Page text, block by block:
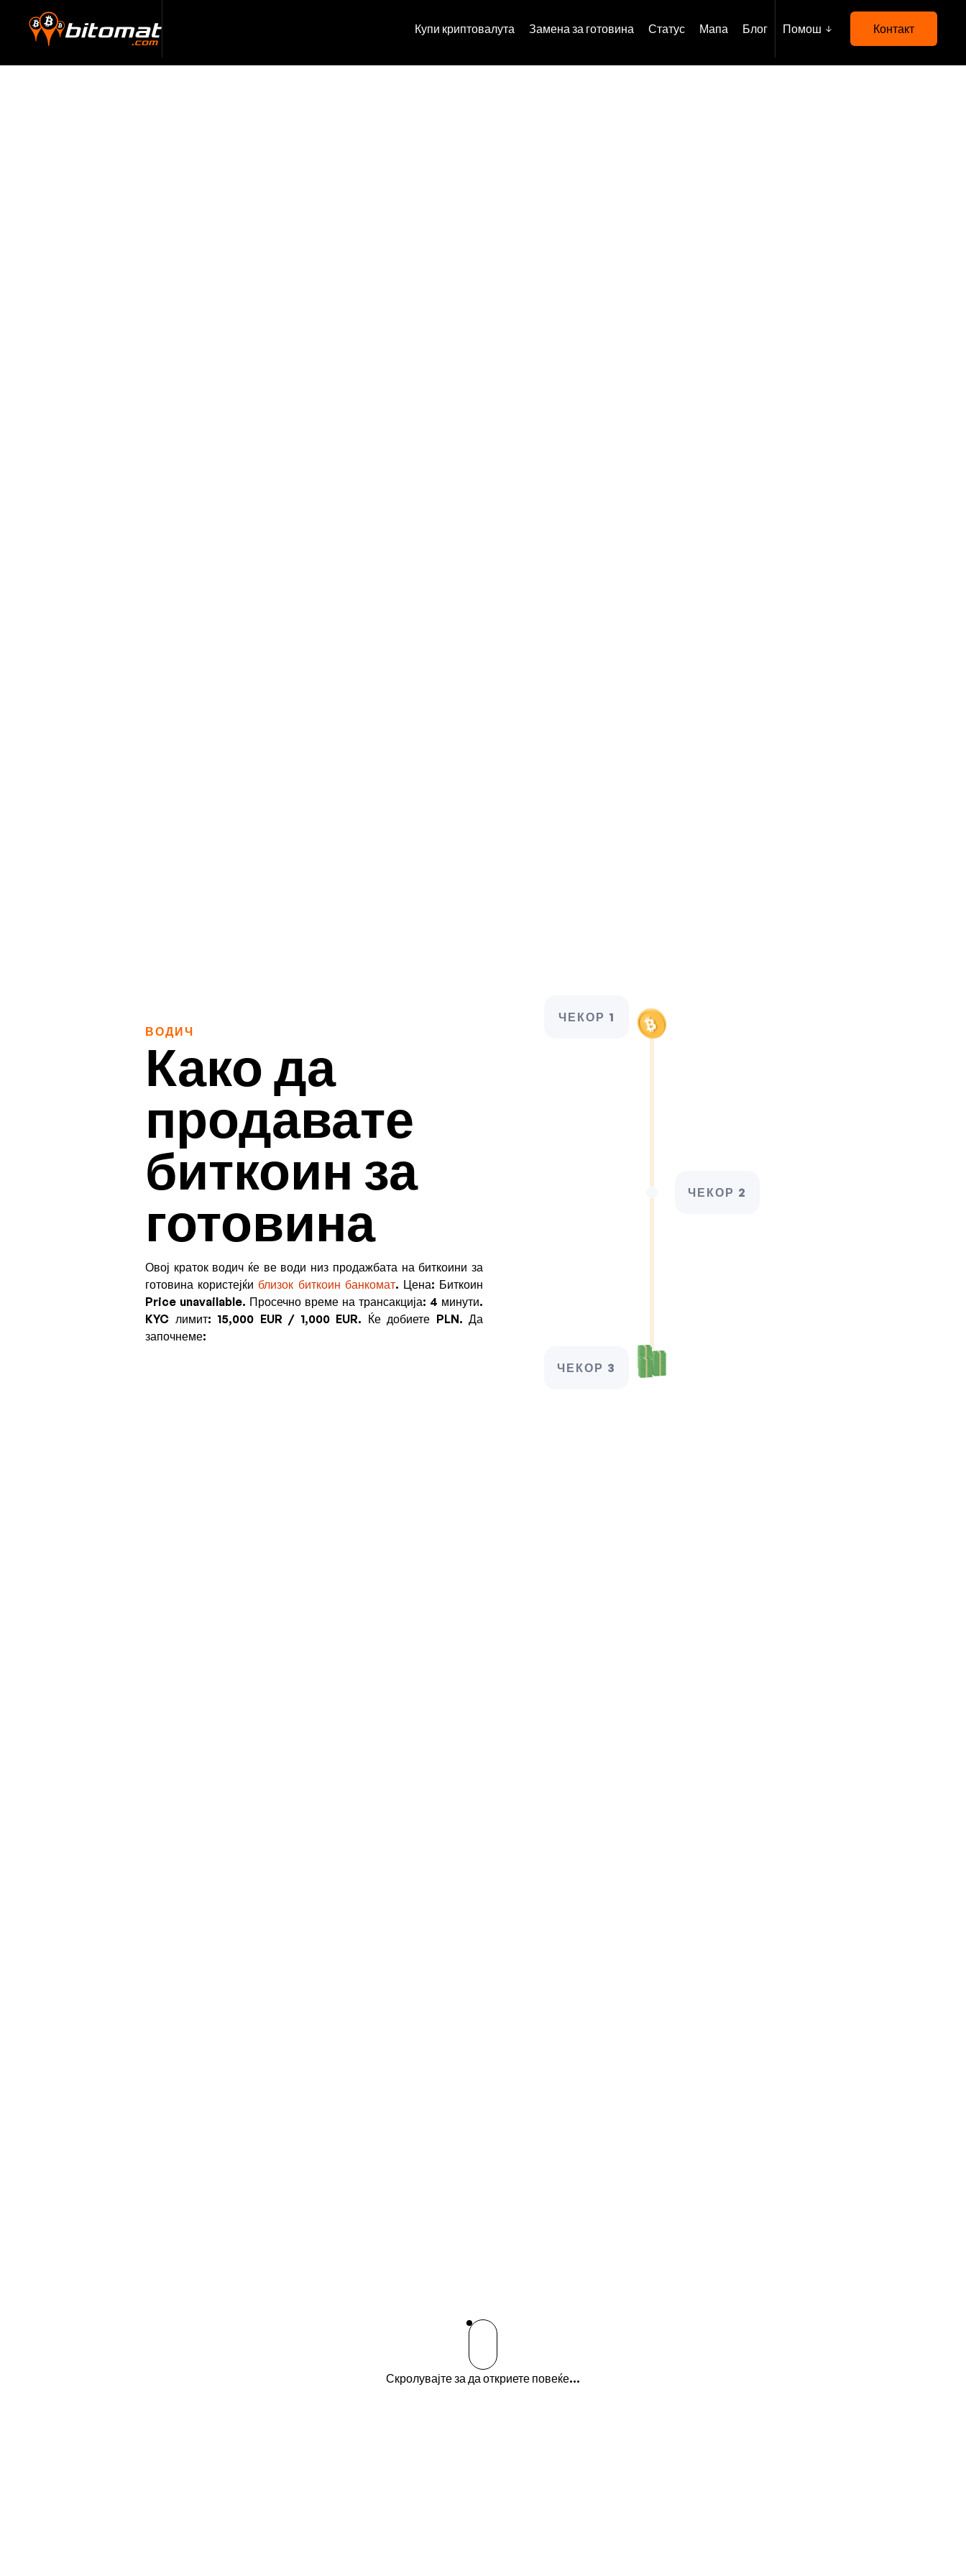
Купи криптовалута Замена за готовина Статус Мапа Блог Помош Контакт
ВОДИЧ
Како да
продавате
биткоин за
готовина
Овој краток водич ќе ве води низ продажбата на биткоини за
готовина користејќи близок биткоин банкомат. Цена: Биткоин
Price unavailable. Просечно време на трансакција: 4 минути.
KYC лимит: 15,000 EUR / 1,000 EUR. Ќе добиете PLN. Да
започнеме:
ЧЕКОР 1
ЧЕКОР 3
ЧЕКОР 2
Скролувајте за да откриете повеќе...